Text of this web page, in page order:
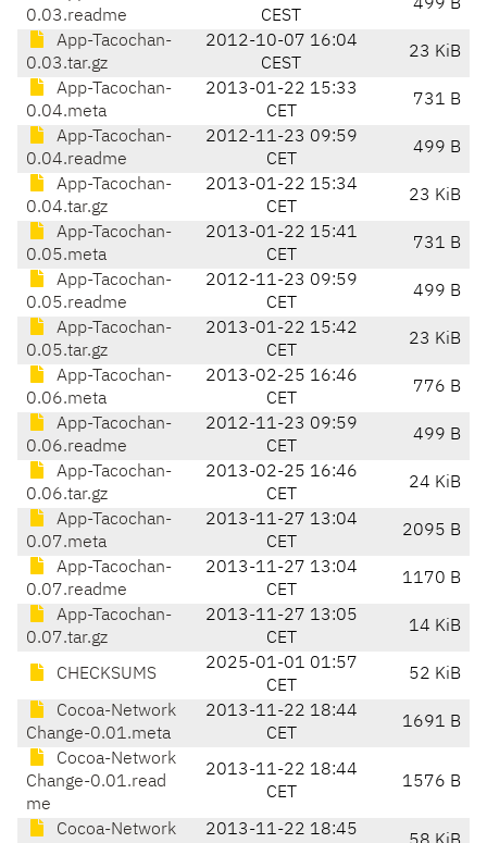
0.03.readme
CEST
499 B
App-Tacochan-
0.03.tar.gz
2012-10-07 16:04
CEST
23 KiB
App-Tacochan-
0.04.meta
2013-01-22 15:33
CET
731 B
App-Tacochan-
0.04.readme
2012-11-23 09:59
CET
499 B
App-Tacochan-
0.04.tar.gz
2013-01-22 15:34
CET
23 KiB
App-Tacochan-
0.05.meta
2013-01-22 15:41
CET
731 B
App-Tacochan-
0.05.readme
2012-11-23 09:59
CET
499 B
App-Tacochan-
0.05.tar.gz
2013-01-22 15:42
CET
23 KiB
App-Tacochan-
0.06.meta
2013-02-25 16:46
CET
776 B
App-Tacochan-
0.06.readme
2012-11-23 09:59
CET
499 B
App-Tacochan-
0.06.tar.gz
2013-02-25 16:46
CET
24 KiB
App-Tacochan-
0.07.meta
2013-11-27 13:04
CET
2095 B
App-Tacochan-
0.07.readme
2013-11-27 13:04
CET
1170 B
App-Tacochan-
0.07.tar.gz
2013-11-27 13:05
CET
14 KiB
CHECKSUMS
2025-01-01 01:57
CET
52 KiB
Cocoa-Network
Change-0.01.meta
2013-11-22 18:44
CET
1691 B
Cocoa-Network
Change-0.01.read
me
2013-11-22 18:44
CET
1576 B
Cocoa-Network
2013-11-22 18:45